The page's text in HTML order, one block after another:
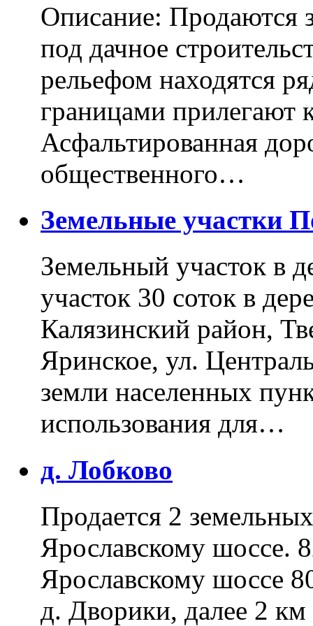
Описание: Продаются
под дачное
рельефом находятся
границами прилегают
Асфальтированная
общественного…
Земельные участки
Земельный участок в
участок 30 соток в
Калязинский район,
Яринское, ул.
земли населенных
использования для…
д. Лобково
Продается 2
Ярославскому
Ярославскому шоссе
д. Дворики, далее 2